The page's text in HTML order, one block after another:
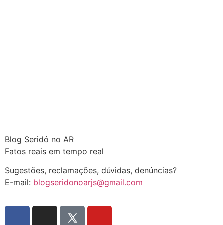
Blog Seridó no AR
Fatos reais em tempo real
Sugestões, reclamações, dúvidas, denúncias?
E-mail: blogseridonoarjs@gmail.com